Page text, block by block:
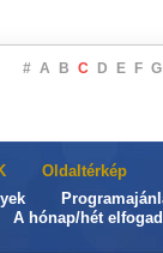
# A B C D E F G
Oldaltérkép
A hónap/hét